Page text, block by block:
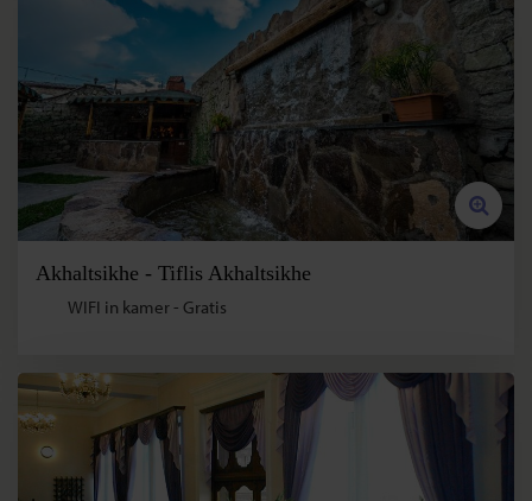
Akhaltsikhe - Tiflis Akhaltsikhe
WIFI in kamer - Gratis